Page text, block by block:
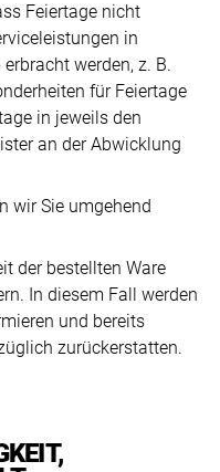
Feiertage nicht
in
werden, z. B.
für Feiertage
in jeweils den
an der Abwicklung
wir Sie umgehend
der bestellten Ware
In diesem Fall werden
und bereits
zurückerstatten.